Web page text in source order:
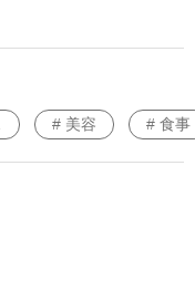
# 美容 # 食事